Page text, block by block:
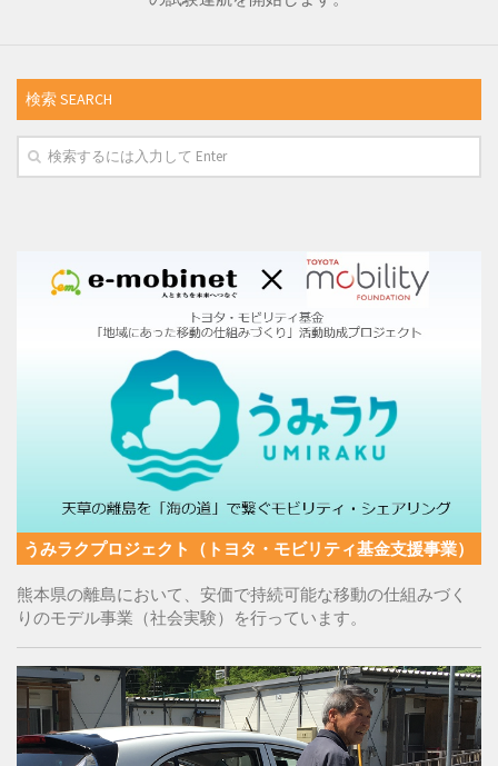
検索 SEARCH
うみラクプロジェクト（トヨタ・モビリティ基金支援事業）
熊本県の離島において、安価で持続可能な移動の仕組みづく
りのモデル事業（社会実験）を行っています。